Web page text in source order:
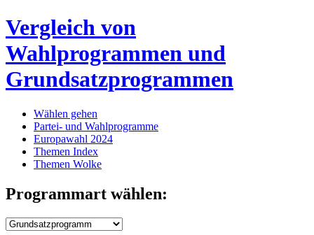
Vergleich von
Wahlprogrammen und
Grundsatzprogrammen
Wählen gehen
Partei- und Wahlprogramme
Europawahl 2024
Themen Index
Themen Wolke
Programmart wählen: